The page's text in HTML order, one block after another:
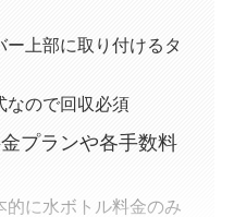
ー上部に取り付けるタ
なので回収必須
プランや各手数料
的に水ボトル料金のみ